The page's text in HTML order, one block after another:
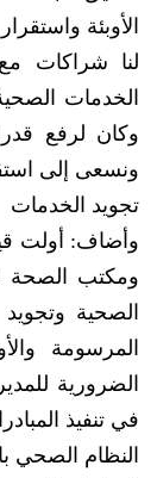
الأوبئة
لنا شراكات
الخدمات
وكان لرفع
ونسعى إلى
تجويد الخدمات
وأضاف: أولت
ومكتب الصحة
الصحية
المرسومة
الضرورية
في تنفيذ
النظام الصحي